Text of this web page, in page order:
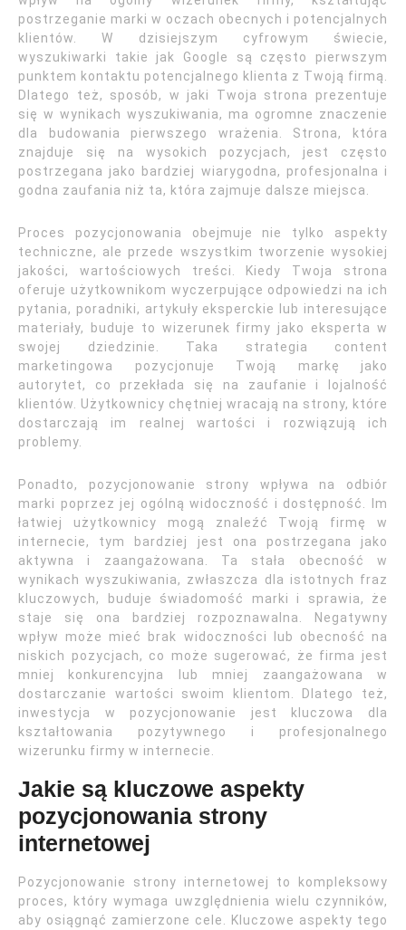
postrzeganie marki w oczach obecnych i potencjalnych
klientów. W dzisiejszym cyfrowym świecie,
wyszukiwarki takie jak Google są często pierwszym
punktem kontaktu potencjalnego klienta z Twoją firmą.
Dlatego też, sposób, w jaki Twoja strona prezentuje
się w wynikach wyszukiwania, ma ogromne znaczenie
dla budowania pierwszego wrażenia. Strona, która
znajduje się na wysokich pozycjach, jest często
postrzegana jako bardziej wiarygodna, profesjonalna i
godna zaufania niż ta, która zajmuje dalsze miejsca.
Proces pozycjonowania obejmuje nie tylko aspekty
techniczne, ale przede wszystkim tworzenie wysokiej
jakości, wartościowych treści. Kiedy Twoja strona
oferuje użytkownikom wyczerpujące odpowiedzi na ich
pytania, poradniki, artykuły eksperckie lub interesujące
materiały, buduje to wizerunek firmy jako eksperta w
swojej dziedzinie. Taka strategia content
marketingowa pozycjonuje Twoją markę jako
autorytet, co przekłada się na zaufanie i lojalność
klientów. Użytkownicy chętniej wracają na strony, które
dostarczają im realnej wartości i rozwiązują ich
problemy.
Ponadto, pozycjonowanie strony wpływa na odbiór
marki poprzez jej ogólną widoczność i dostępność. Im
łatwiej użytkownicy mogą znaleźć Twoją firmę w
internecie, tym bardziej jest ona postrzegana jako
aktywna i zaangażowana. Ta stała obecność w
wynikach wyszukiwania, zwłaszcza dla istotnych fraz
kluczowych, buduje świadomość marki i sprawia, że
staje się ona bardziej rozpoznawalna. Negatywny
wpływ może mieć brak widoczności lub obecność na
niskich pozycjach, co może sugerować, że firma jest
mniej konkurencyjna lub mniej zaangażowana w
dostarczanie wartości swoim klientom. Dlatego też,
inwestycja w pozycjonowanie jest kluczowa dla
kształtowania pozytywnego i profesjonalnego
wizerunku firmy w internecie.
Jakie są kluczowe aspekty
pozycjonowania strony
internetowej
Pozycjonowanie strony internetowej to kompleksowy
proces, który wymaga uwzględnienia wielu czynników,
aby osiągnąć zamierzone cele. Kluczowe aspekty tego